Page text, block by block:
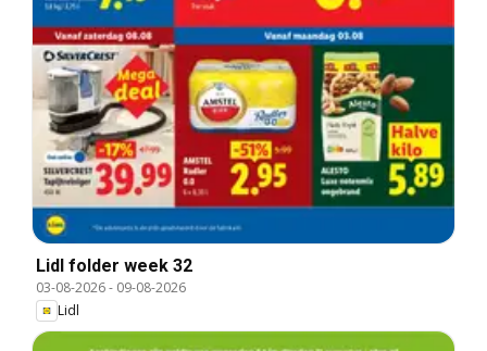
Lidl folder week 32
03-08-2026- 09-08-2026
Lidl